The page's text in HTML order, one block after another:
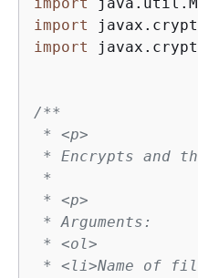
import
import
/**
* <p>
* Encrypts and
*
* <p>
* Arguments:
* <ol>
* <li>Name of